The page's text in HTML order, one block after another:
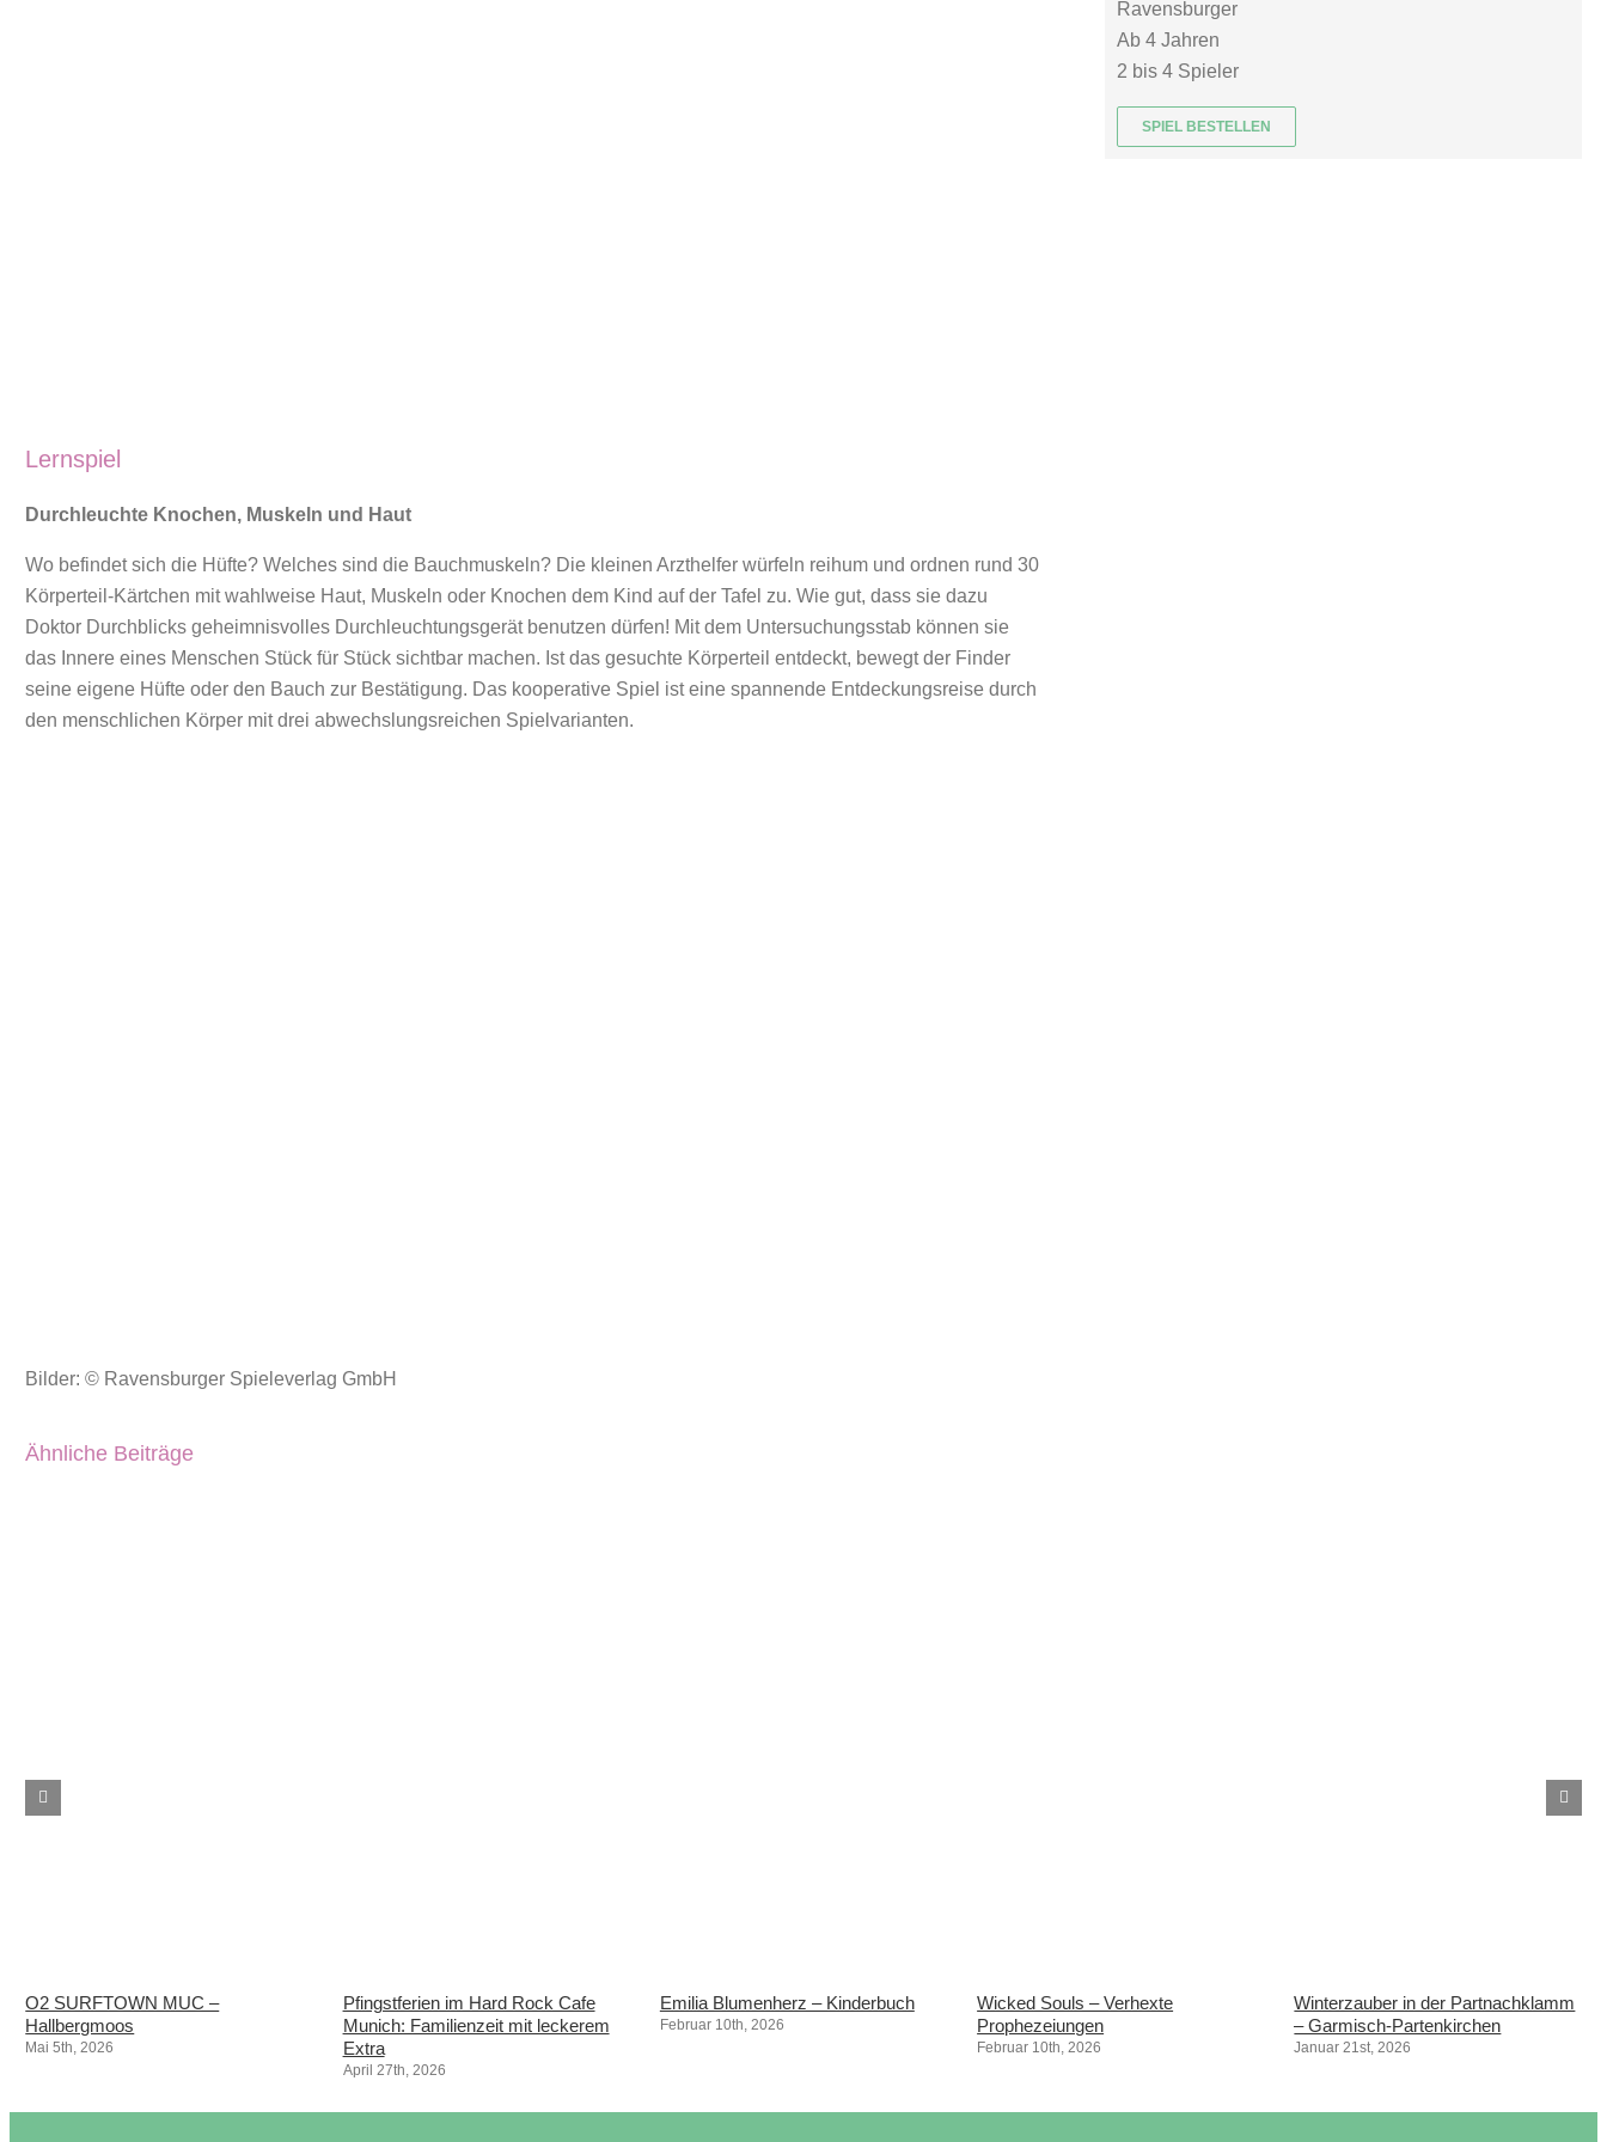
Lernspiel
Durchleuchte Knochen, Muskeln und Haut
Wo befindet sich die Hüfte? Welches sind die Bauchmuskeln? Die kleinen Arzthelfer würfeln reihum und ordnen rund 30
Körperteil-Kärtchen mit wahlweise Haut, Muskeln oder Knochen dem Kind auf der Tafel zu. Wie gut, dass sie dazu
Doktor Durchblicks geheimnisvolles Durchleuchtungsgerät benutzen dürfen! Mit dem Untersuchungsstab können sie
das Innere eines Menschen Stück für Stück sichtbar machen. Ist das gesuchte Körperteil entdeckt, bewegt der Finder
seine eigene Hüfte oder den Bauch zur Bestätigung. Das kooperative Spiel ist eine spannende Entdeckungsreise durch
den menschlichen Körper mit drei abwechslungsreichen Spielvarianten.
Ravensburger
Ab 4 Jahren
2 bis 4 Spieler
SPIEL BESTELLEN
Bilder: © Ravensburger Spieleverlag GmbH
Ähnliche Beiträge
O2 SURFTOWN MUC –
Hallbergmoos
Mai 5th, 2026
Pfingstferien im Hard Rock Cafe
Munich: Familienzeit mit leckerem
Extra
April 27th, 2026
Emilia Blumenherz – Kinderbuch
Februar 10th, 2026
Wicked Souls – Verhexte
Prophezeiungen
Februar 10th, 2026
Winterzauber in der Partnachklamm
– Garmisch-Partenkirchen
Januar 21st, 2026